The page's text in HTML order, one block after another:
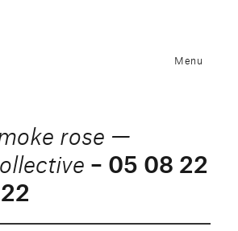
Menu
rose —
– 05 08 22